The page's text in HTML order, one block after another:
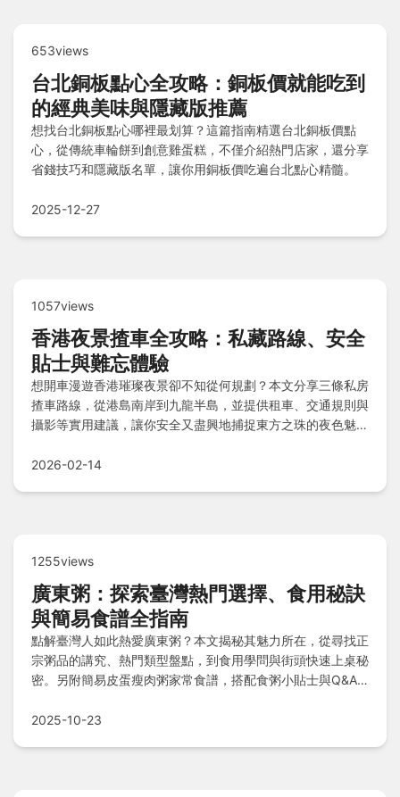
653views
台北銅板點心全攻略：銅板價就能吃到
的經典美味與隱藏版推薦
想找台北銅板點心哪裡最划算？這篇指南精選台北銅板價點
心，從傳統車輪餅到創意雞蛋糕，不僅介紹熱門店家，還分享
省錢技巧和隱藏版名單，讓你用銅板價吃遍台北點心精髓。
2025-12-27
1057views
香港夜景揸車全攻略：私藏路線、安全
貼士與難忘體驗
想開車漫遊香港璀璨夜景卻不知從何規劃？本文分享三條私房
揸車路線，從港島南岸到九龍半島，並提供租車、交通規則與
攝影等實用建議，讓你安全又盡興地捕捉東方之珠的夜色魅
2026-02-14
1255views
廣東粥：探索臺灣熱門選擇、食用秘訣
與簡易食譜全指南
點解臺灣人如此熱愛廣東粥？本文揭秘其魅力所在，從尋找正
宗粥品的講究、熱門類型盤點，到食用學問與街頭快速上桌秘
密。另附簡易皮蛋瘦肉粥家常食譜，搭配食粥小貼士與Q&A
2025-10-23